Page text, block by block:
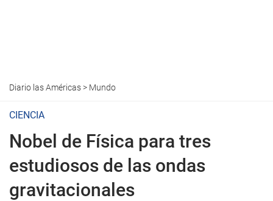
Diario las Américas> Mundo
CIENCIA
Nobel de Física para tres
estudiosos de las ondas
gravitacionales